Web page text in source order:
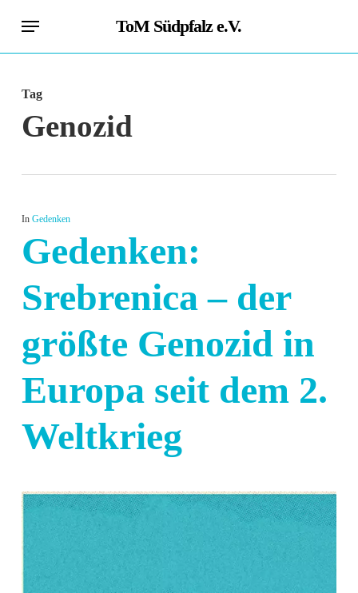
content
ToM Südpfalz e.V.
Menu
Tag
Genozid
In Gedenken
Gedenken:
Srebrenica – der
größte Genozid in
Europa seit dem 2.
Weltkrieg